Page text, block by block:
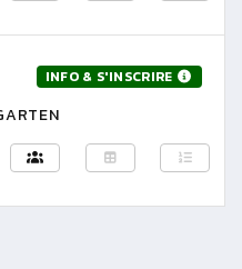
INFO & S'INSCRIRE